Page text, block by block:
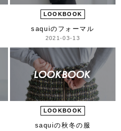
LOOKBOOK
saquiのフォーマル
2021-03-13
LOOKBOOK
saquiの秋冬の服